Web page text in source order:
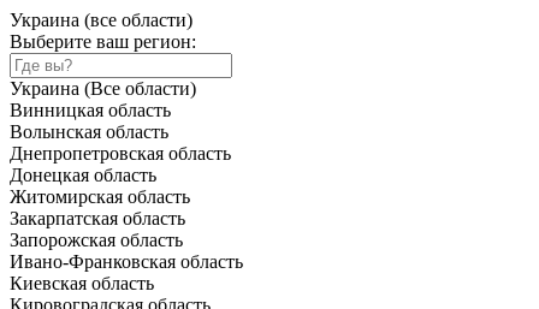
Украина (все области)
Выберите ваш регион:
Украина (Все области)
Винницкая область
Волынская область
Днепропетровская область
Донецкая область
Житомирская область
Закарпатская область
Запорожская область
Ивано-Франковская область
Киевская область
Кировоградская область